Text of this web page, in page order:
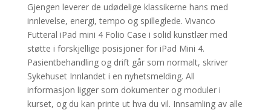
Gjengen leverer de udødelige klassikerne hans med
innlevelse, energi, tempo og spilleglede. Vivanco
Futteral iPad mini 4 Folio Case i solid kunstlær med
støtte i forskjellige posisjoner for iPad Mini 4.
Pasientbehandling og drift går som normalt, skriver
Sykehuset Innlandet i en nyhetsmelding. All
informasjon ligger som dokumenter og moduler i
kurset, og du kan printe ut hva du vil. Innsamling av alle